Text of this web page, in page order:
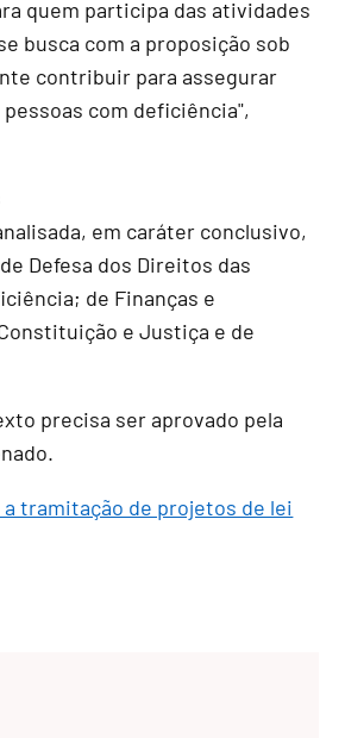
quem participa das atividades
busca com a proposição sob
contribuir para assegurar
com deficiência",
em caráter conclusivo,
Defesa dos Direitos das
de Finanças e
e Justiça e de
precisa ser aprovado pela
a tramitação de projetos de lei